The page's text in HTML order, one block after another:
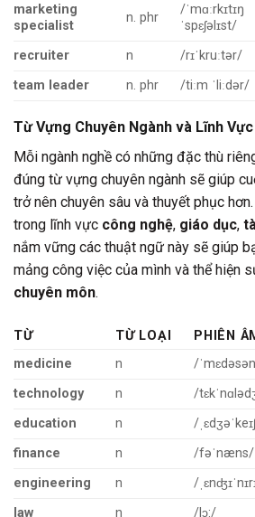
marketing
specialist
n. phr
/ˈmɑːrkɪtɪŋ
ˈspɛʃəlɪst/
recruiter
n /rɪˈkruːtər/
team leader
n. phr /tiːm ˈliːdər/
Từ Vựng Chuyên Ngành và Lĩnh
Mỗi ngành nghề có những đặc thù
đúng từ vựng chuyên ngành sẽ giúp
trở nên chuyên sâu và thuyết phục
trong lĩnh vực công nghệ, giáo dục,
nắm vững các thuật ngữ này sẽ giúp
mảng công việc của mình và thể hiện
chuyên môn.
TỪ TỪ LOẠI PHIÊN
medicine
n /
technology
n /
education
n /
finance
n /fəˈnæns/
engineering
n /
law
n /lɔ:/